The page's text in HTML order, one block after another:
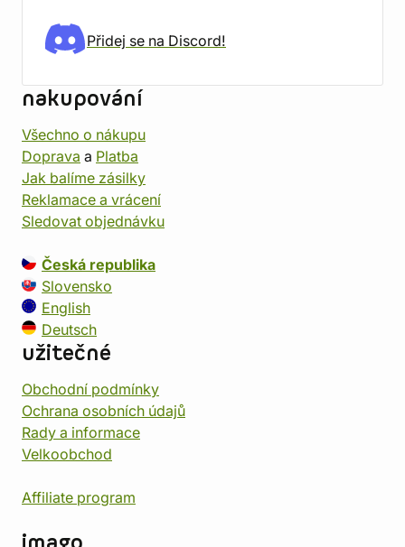
Přidej se na Discord!
nakupování
Všechno o nákupu
Doprava a Platba
Jak balíme zásilky
Reklamace a vrácení
Sledovat objednávku
Česká republika
Slovensko
English
Deutsch
užitečné
Obchodní podmínky
Ochrana osobních údajů
Rady a informace
Velkoobchod
Affiliate program